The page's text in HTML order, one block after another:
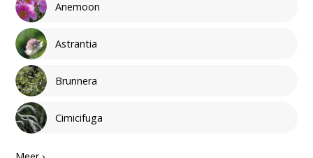
Anemoon
Astrantia
Brunnera
Cimicifuga